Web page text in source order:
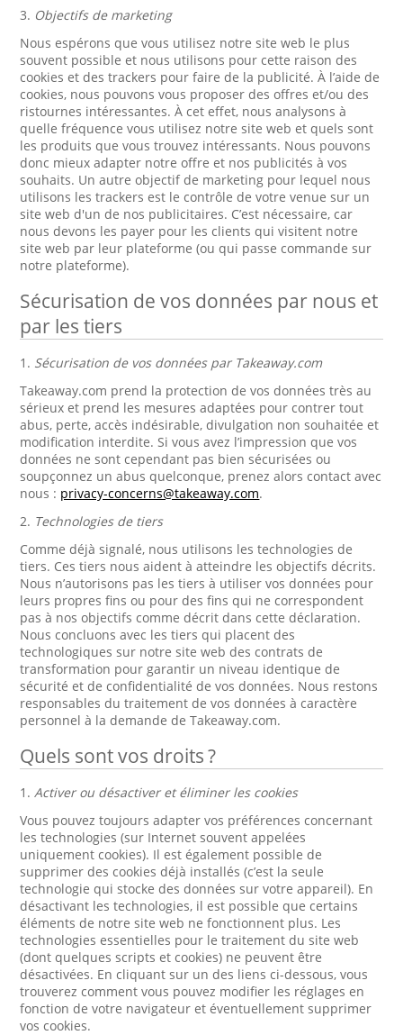
3. Objectifs de marketing
Nous espérons que vous utilisez notre site web le plus
souvent possible et nous utilisons pour cette raison des
cookies et des trackers pour faire de la publicité. À l’aide de
cookies, nous pouvons vous proposer des offres et/ou des
ristournes intéressantes. À cet effet, nous analysons à
quelle fréquence vous utilisez notre site web et quels sont
les produits que vous trouvez intéressants. Nous pouvons
donc mieux adapter notre offre et nos publicités à vos
souhaits. Un autre objectif de marketing pour lequel nous
utilisons les trackers est le contrôle de votre venue sur un
site web d'un de nos publicitaires. C’est nécessaire, car
nous devons les payer pour les clients qui visitent notre
site web par leur plateforme (ou qui passe commande sur
notre plateforme).
Sécurisation de vos données par nous et
par les tiers
1. Sécurisation de vos données par Takeaway.com
Takeaway.com prend la protection de vos données très au
sérieux et prend les mesures adaptées pour contrer tout
abus, perte, accès indésirable, divulgation non souhaitée et
modification interdite. Si vous avez l’impression que vos
données ne sont cependant pas bien sécurisées ou
soupçonnez un abus quelconque, prenez alors contact avec
nous : privacy-concerns@takeaway.com.
2. Technologies de tiers
Comme déjà signalé, nous utilisons les technologies de
tiers. Ces tiers nous aident à atteindre les objectifs décrits.
Nous n’autorisons pas les tiers à utiliser vos données pour
leurs propres fins ou pour des fins qui ne correspondent
pas à nos objectifs comme décrit dans cette déclaration.
Nous concluons avec les tiers qui placent des
technologiques sur notre site web des contrats de
transformation pour garantir un niveau identique de
sécurité et de confidentialité de vos données. Nous restons
responsables du traitement de vos données à caractère
personnel à la demande de Takeaway.com.
Quels sont vos droits ?
1.Activer ou désactiver et éliminer les cookies
Vous pouvez toujours adapter vos préférences concernant
les technologies (sur Internet souvent appelées
uniquement cookies). Il est également possible de
supprimer des cookies déjà installés (c’est la seule
technologie qui stocke des données sur votre appareil). En
désactivant les technologies, il est possible que certains
éléments de notre site web ne fonctionnent plus. Les
technologies essentielles pour le traitement du site web
(dont quelques scripts et cookies) ne peuvent être
désactivées. En cliquant sur un des liens ci-dessous, vous
trouverez comment vous pouvez modifier les réglages en
fonction de votre navigateur et éventuellement supprimer
vos cookies.